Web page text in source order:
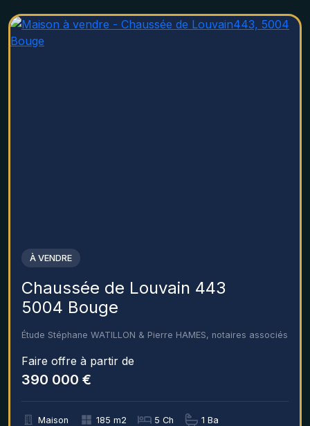
À VENDRE
Chaussée de Louvain 443
5004 Bouge
Étude Stéphane WATILLON & Pierre HAMES, notaires associés
Faire offre à partir de
390 000 €
Maison 185 m2 5 Ch 1 Ba